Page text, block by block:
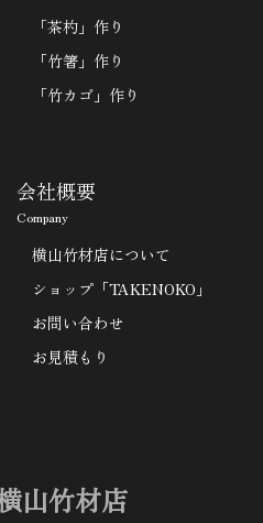
山竹材店
「茶杓」作り
「竹箸」作り
「竹カゴ」作り
会社概要
Company
横山竹材店について
ショップ「TAKENOKO」
お問い合わせ
お見積もり